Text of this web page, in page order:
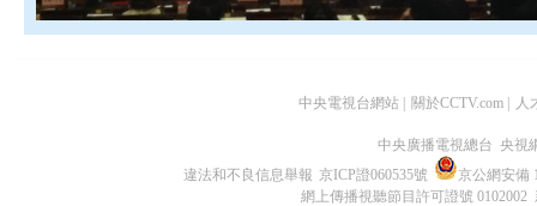
中央電視台網站 關於CCTV.com 人
中央廣播電視總台 央視
違法和不良信息舉報 京ICP證060535號
京公網安備
網上傳播視聽節目許可證號 0102002